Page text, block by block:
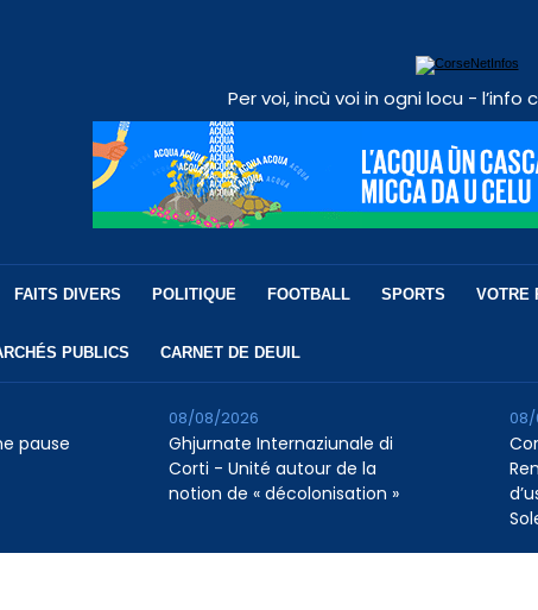
Per voi, incù voi in ogni locu - l’info
FAITS DIVERS POLITIQUE FOOTBALL SPORTS VOTRE
PUBLICS CARNET DE DEUIL
pause
Ghjurnate Internaziunale di
Corti - Unité autour de la
notion de « décolonisation »
08/08/2026